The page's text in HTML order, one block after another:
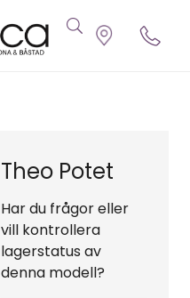
Theo Potet
Har du frågor eller
vill kontrollera
lagerstatus av
denna modell?